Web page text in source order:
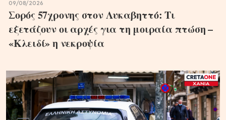
09/08/2026
Σορός 57χρονης στον Λυκαβηττό: Τι
εξετάζουν οι αρχές για τη μοιραία πτώση –
«Κλειδί» η νεκροψία